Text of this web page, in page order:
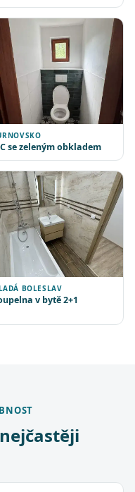
se zeleným obkladem
BOLESLAV
v bytě 2+1